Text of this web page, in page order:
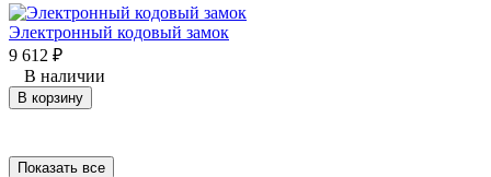
Электронный кодовый замок
9 612 ₽
В наличии
В корзину
Показать все